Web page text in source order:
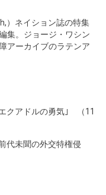
）ネイション誌の特集
集。ジョージ・ワシン
アーカイブのラテンア
クアドルの勇気｣ （11
代未聞の外交特権侵